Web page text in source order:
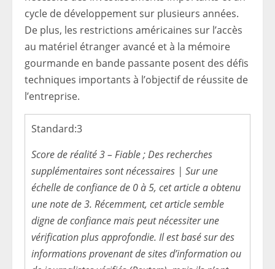
cycle de développement sur plusieurs années.
De plus, les restrictions américaines sur l’accès
au matériel étranger avancé et à la mémoire
gourmande en bande passante posent des défis
techniques importants à l’objectif de réussite de
l’entreprise.
Standard:3
Score de réalité 3 – Fiable ; Des recherches
supplémentaires sont nécessaires | Sur une
échelle de confiance de 0 à 5, cet article a obtenu
une note de 3. Récemment, cet article semble
digne de confiance mais peut nécessiter une
vérification plus approfondie. Il est basé sur des
informations provenant de sites d’information ou